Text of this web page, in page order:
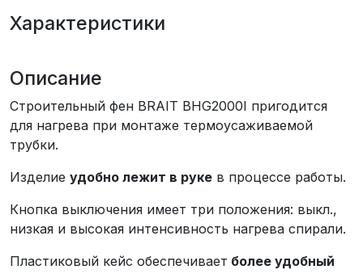
Характеристики
Описание
Строительный фен BRAIT BHG2000I пригодится
для нагрева при монтаже термоусаживаемой
трубки.
Изделие удобно лежит в руке в процессе работы.
Кнопка выключения имеет три положения: выкл.,
низкая и высокая интенсивность нагрева спирали.
Пластиковый кейс обеспечивает более удобный